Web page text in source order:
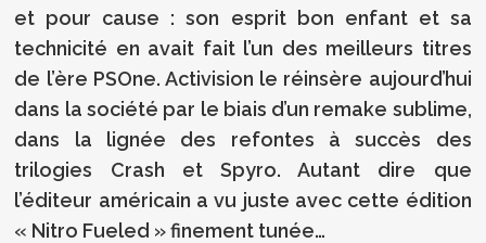
et pour cause : son esprit bon enfant et sa
technicité en avait fait l’un des meilleurs titres
de l’ère PSOne. Activision le réinsère aujourd’hui
dans la société par le biais d’un remake sublime,
dans la lignée des refontes à succès des
trilogies Crash et Spyro. Autant dire que
l’éditeur américain a vu juste avec cette édition
« Nitro Fueled » finement tunée…